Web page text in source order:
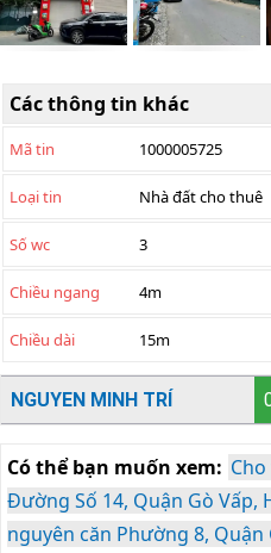
Các thông tin khác
Mã tin 1000005725
Loại tin Nhà đất cho thuê
Số wc 3
Chiều ngang 4m
Chiều dài 15m
NGUYEN MINH TRÍ
Có thể bạn muốn xem:
Đường Số 14, Quận Gò Vấp,
nguyên căn Phường 8, Quận